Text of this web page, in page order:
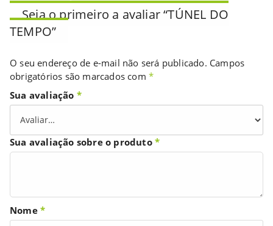
Seja o primeiro a avaliar “TÚNEL DO
TEMPO”
O seu endereço de e-mail não será publicado. Campos
obrigatórios são marcados com *
Sua avaliação *
Sua avaliação sobre o produto *
Nome *